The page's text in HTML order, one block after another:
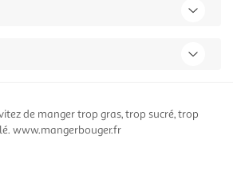
de manger trop gras, trop sucré, trop
www.mangerbouger.fr